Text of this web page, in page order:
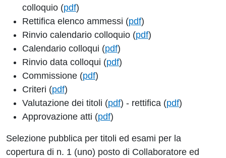
colloquio (pdf)
Rettifica elenco ammessi (pdf)
Rinvio calendario colloquio (pdf)
Calendario colloqui (pdf)
Rinvio data colloqui (pdf)
Commissione (pdf)
Criteri (pdf)
Valutazione dei titoli (pdf) - rettifica (pdf)
Approvazione atti (pdf)
Selezione pubblica per titoli ed esami per la
copertura di n. 1 (uno) posto di Collaboratore ed